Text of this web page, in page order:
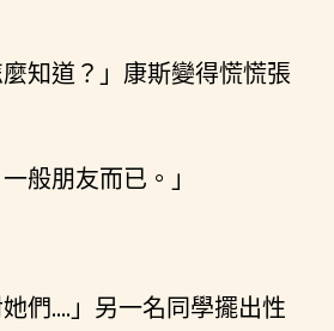
麼知道？」康斯變得慌慌張
般朋友而已。」
她們....」另一名同學擺出性